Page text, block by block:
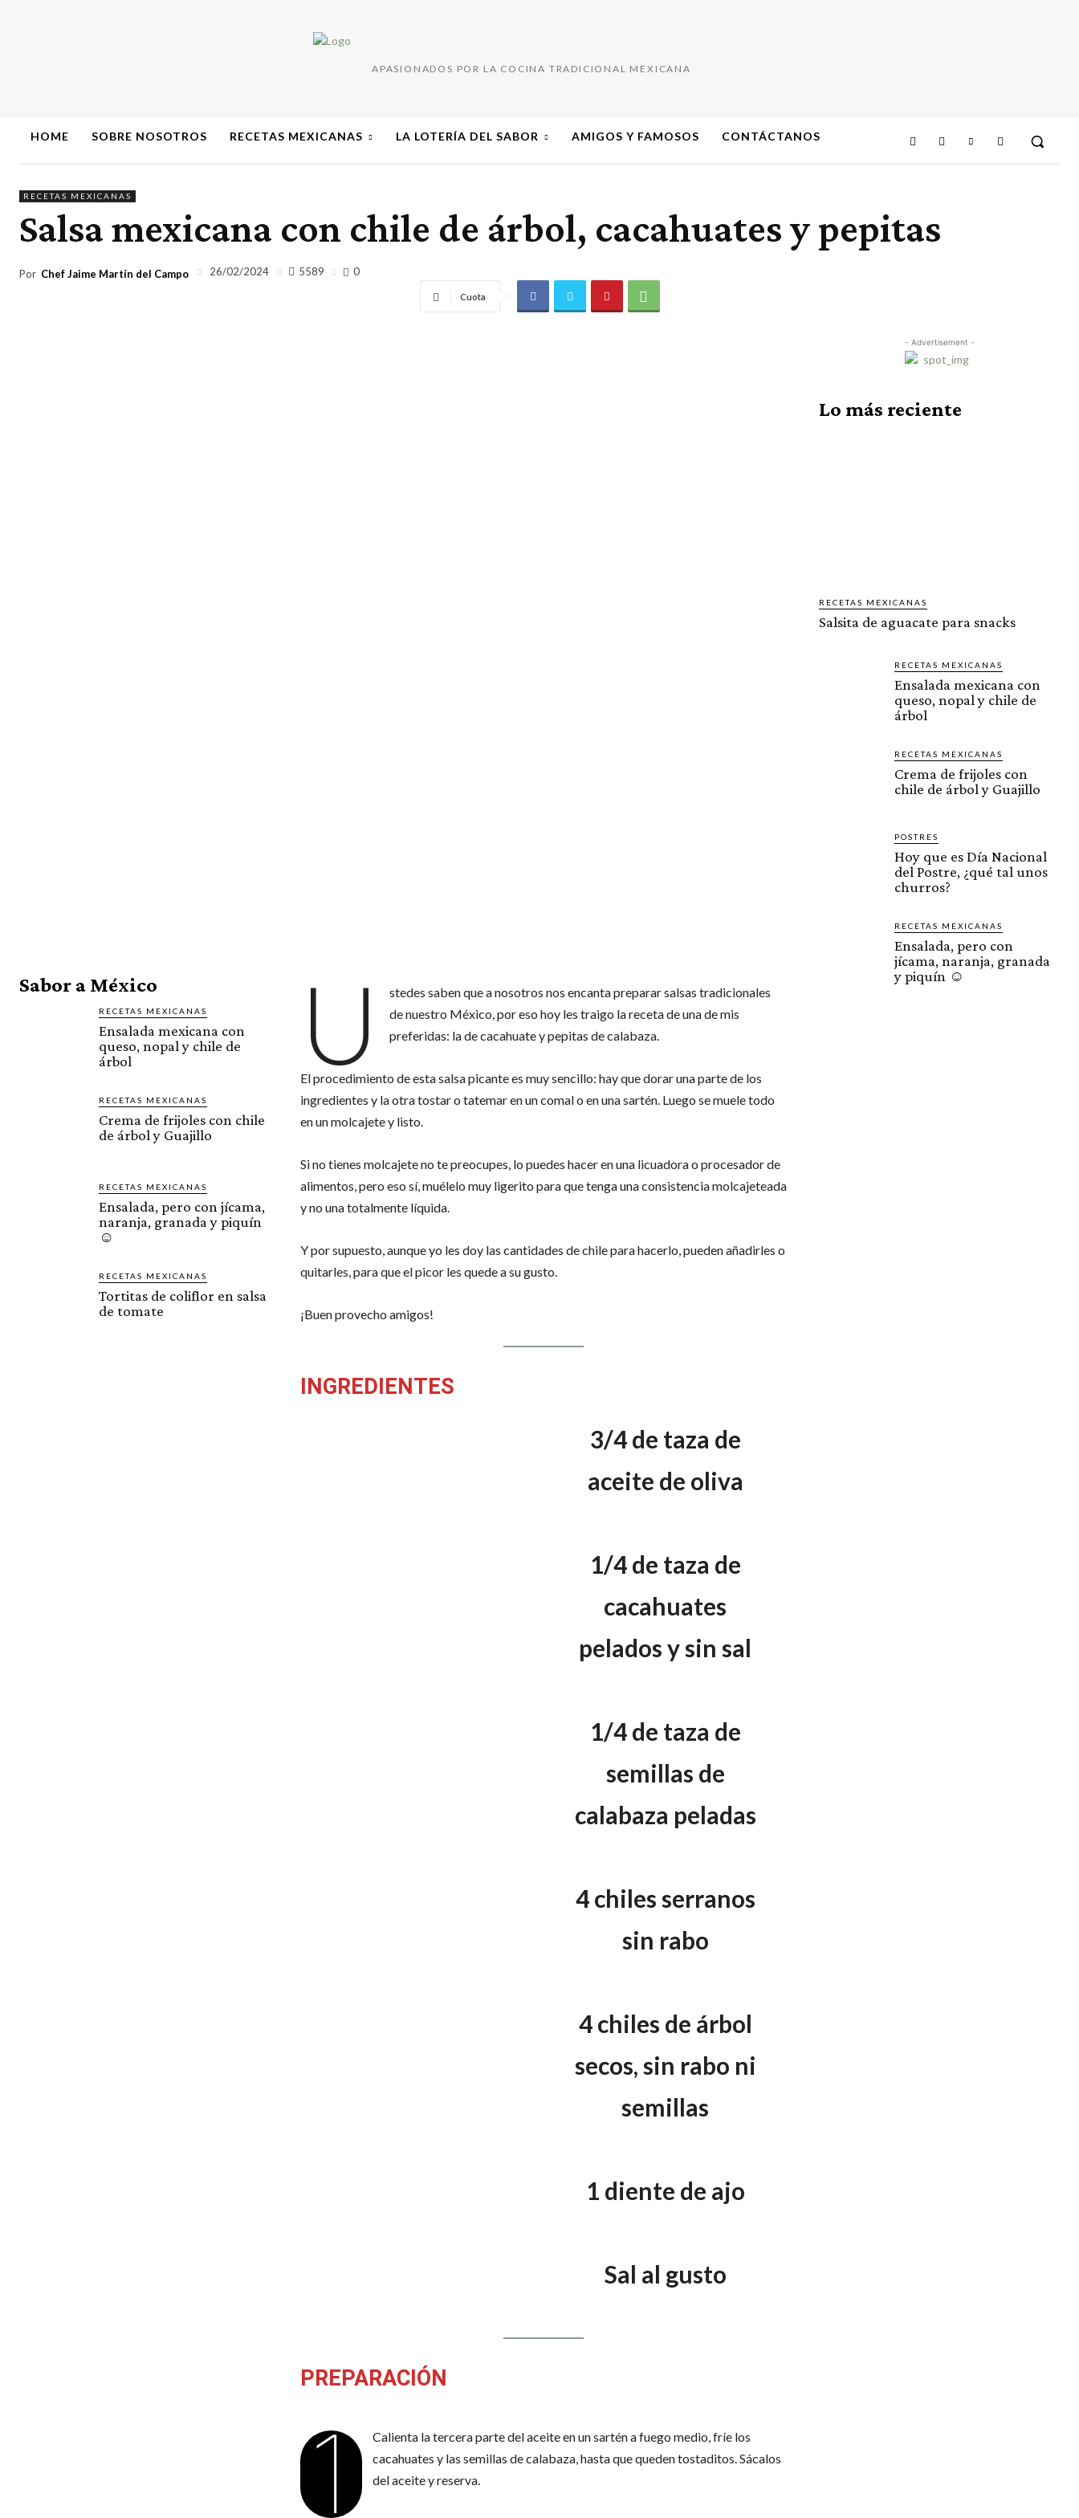
APASIONADOS POR LA COCINA TRADICIONAL MEXICANA
HOME SOBRE NOSOTROS RECETAS MEXICANAS LA LOTERÍA DEL SABOR AMIGOS Y FAMOSOS CONTÁCTANOS
RECETAS MEXICANAS
Salsa mexicana con chile de árbol, cacahuates y pepitas
Por Chef Jaime Martín del Campo 26/02/2024 5589 0
Cuota
Sabor a México
RECETAS MEXICANAS
Ensalada mexicana con
queso, nopal y chile de
árbol
RECETAS MEXICANAS
Crema de frijoles con chile
de árbol y Guajillo
RECETAS MEXICANAS
Ensalada, pero con jícama,
naranja, granada y piquín
☺️
RECETAS MEXICANAS
Tortitas de coliflor en salsa
de tomate
U
stedes saben que a nosotros nos encanta preparar salsas tradicionales
de nuestro México, por eso hoy les traigo la receta de una de mis
preferidas: la de cacahuate y pepitas de calabaza.
El procedimiento de esta salsa picante es muy sencillo: hay que dorar una parte de los
ingredientes y la otra tostar o tatemar en un comal o en una sartén. Luego se muele todo
en un molcajete y listo.
Si no tienes molcajete no te preocupes, lo puedes hacer en una licuadora o procesador de
alimentos, pero eso sí, muélelo muy ligerito para que tenga una consistencia molcajeteada
y no una totalmente líquida.
Y por supuesto, aunque yo les doy las cantidades de chile para hacerlo, pueden añadirles o
quitarles, para que el picor les quede a su gusto.
¡Buen provecho amigos!
INGREDIENTES
3/4 de taza de
aceite de oliva
1/4 de taza de
cacahuates
pelados y sin sal
1/4 de taza de
semillas de
calabaza peladas
4 chiles serranos
sin rabo
4 chiles de árbol
secos, sin rabo ni
semillas
1 diente de ajo
Sal al gusto
PREPARACIÓN
1
Calienta la tercera parte del aceite en un sartén a fuego medio, fríe los
cacahuates y las semillas de calabaza, hasta que queden tostaditos. Sácalos
del aceite y reserva.
- Advertisement -
Lo más reciente
RECETAS MEXICANAS
Salsita de aguacate para snacks
RECETAS MEXICANAS
Ensalada mexicana con
queso, nopal y chile de
árbol
RECETAS MEXICANAS
Crema de frijoles con
chile de árbol y Guajillo
POSTRES
Hoy que es Día Nacional
del Postre, ¿qué tal unos
churros?
RECETAS MEXICANAS
Ensalada, pero con
jícama, naranja, granada
y piquín ☺️